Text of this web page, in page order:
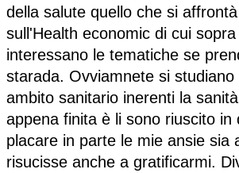
della salute quello che si
sull'Health economic di cui
interessano le tematiche se
starada. Ovviamnete si
ambito sanitario inerenti la
appena finita è li sono riuscito
placare in parte le mie ansie sia
risucisse anche a gratificarmi.